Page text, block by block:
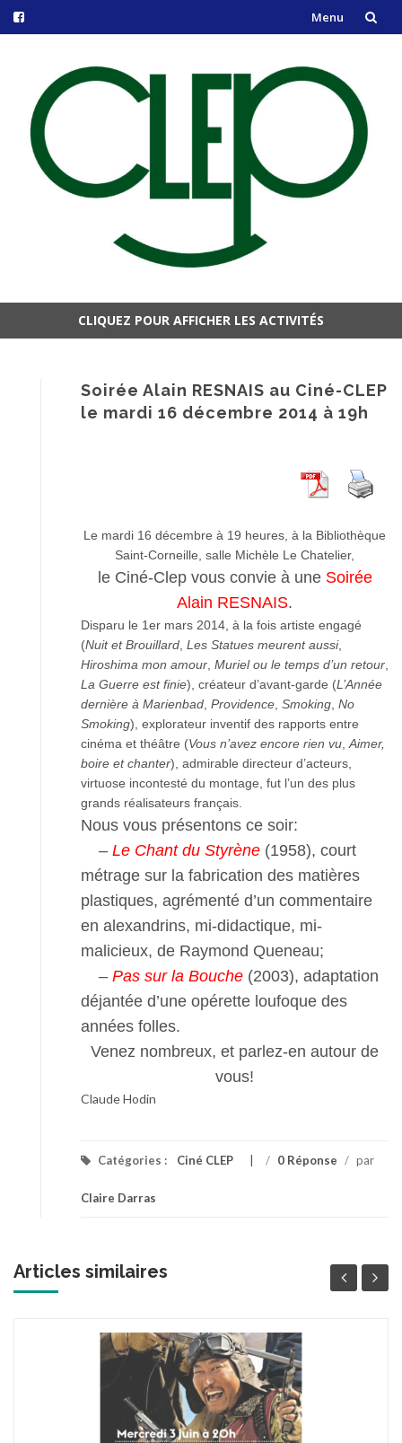
Menu
contenu
CLIQUEZ POUR AFFICHER LES ACTIVITÉS
Soirée Alain RESNAIS au Ciné-CLEP
le mardi 16 décembre 2014 à 19h
Le mardi 16 décembre à 19 heures, à la Bibliothèque
Saint-Corneille, salle Michèle Le Chatelier,
le Ciné-Clep vous convie à une Soirée
Alain RESNAIS.
Disparu le 1er mars 2014, à la fois artiste engagé
(Nuit et Brouillard Les Statues meurent aussi,
Hiroshima mon amour Muriel ou le temps d’un retour
La Guerre est finie), créateur d’avant-garde (L’Année
dernière à Marienbad Providence Smoking No
Smoking), explorateur inventif des rapports entre
cinéma et théâtre (Vous n’avez encore rien vu Aimer,
boire et chanter), admirable directeur d’acteurs,
virtuose incontesté du montage, fut l’un des plus
grands réalisateurs français.
Nous vous présentons ce soir:
– Le Chant du Styrène (1958), court
métrage sur la fabrication des matières
plastiques, agrémenté d’un commentaire
en alexandrins, mi-didactique, mi-
malicieux, de Raymond Queneau;
– Pas sur la Bouche (2003), adaptation
déjantée d’une opérette loufoque des
années folles.
Venez nombreux, et parlez-en autour de
vous!
Claude Hodin
Catégories : Ciné CLEP / 0 Réponse / par
Claire Darras
Articles similaires